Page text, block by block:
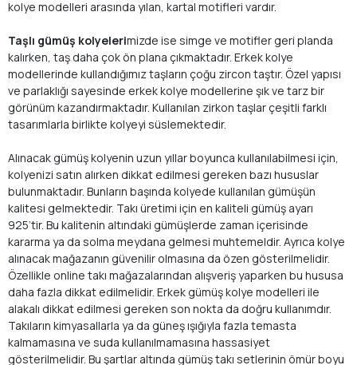
kolye modelleri arasında yılan, kartal motifleri vardır.
Taşlı gümüş kolyelerimizde ise simge ve motifler geri planda
kalırken, taş daha çok ön plana çıkmaktadır. Erkek kolye
modellerinde kullandığımız taşların çoğu zircon taştır. Özel yapısı
ve parlaklığı sayesinde erkek kolye modellerine şık ve tarz bir
görünüm kazandırmaktadır. Kullanılan zirkon taşlar çeşitli farklı
tasarımlarla birlikte kolyeyi süslemektedir.
Alınacak gümüş kolyenin uzun yıllar boyunca kullanılabilmesi için,
kolyenizi satın alırken dikkat edilmesi gereken bazı hususlar
bulunmaktadır. Bunların başında kolyede kullanılan gümüşün
kalitesi gelmektedir. Takı üretimi için en kaliteli gümüş ayarı
925’tir. Bu kalitenin altındaki gümüşlerde zaman içerisinde
kararma ya da solma meydana gelmesi muhtemeldir. Ayrıca kolye
alınacak mağazanın güvenilir olmasına da özen gösterilmelidir.
Özellikle online takı mağazalarından alışveriş yaparken bu hususa
daha fazla dikkat edilmelidir. Erkek gümüş kolye modelleri ile
alakalı dikkat edilmesi gereken son nokta da doğru kullanımdır.
Takıların kimyasallarla ya da güneş ışığıyla fazla temasta
kalmamasına ve suda kullanılmamasına hassasiyet
gösterilmelidir. Bu şartlar altında gümüş takı setlerinin ömür boyu